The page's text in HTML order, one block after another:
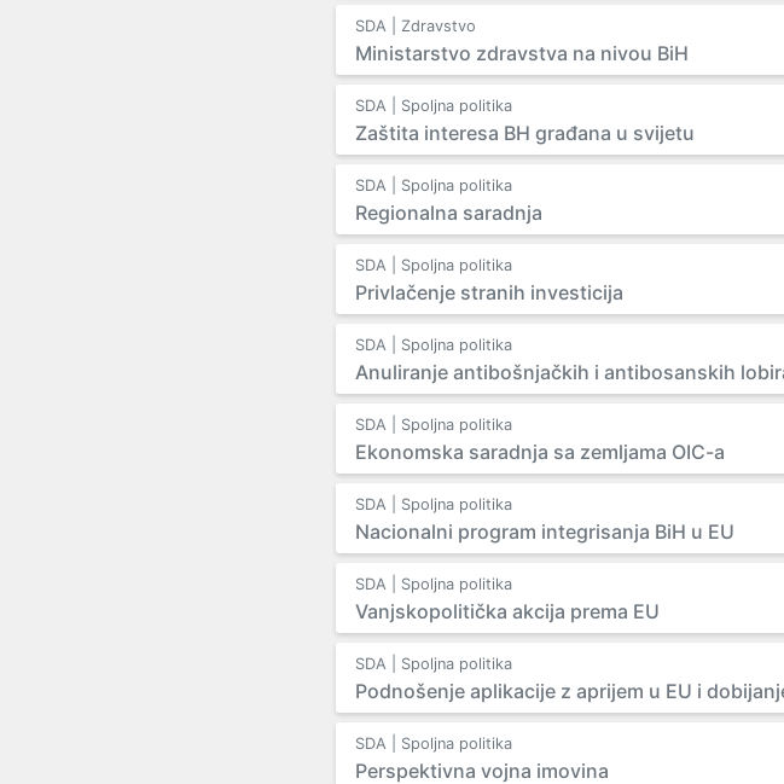
SDA | Zdravstvo
Ministarstvo zdravstva na nivou BiH
SDA | Spoljna politika
Zaštita interesa BH građana u svijetu
SDA | Spoljna politika
Regionalna saradnja
SDA | Spoljna politika
Privlačenje stranih investicija
SDA | Spoljna politika
Anuliranje antibošnjačkih i antibosanskih
SDA | Spoljna politika
Ekonomska saradnja sa zemljama OIC-a
SDA | Spoljna politika
Nacionalni program integrisanja BiH u EU
SDA | Spoljna politika
Vanjskopolitička akcija prema EU
SDA | Spoljna politika
Podnošenje aplikacije z aprijem u EU i
SDA | Spoljna politika
Perspektivna vojna imovina